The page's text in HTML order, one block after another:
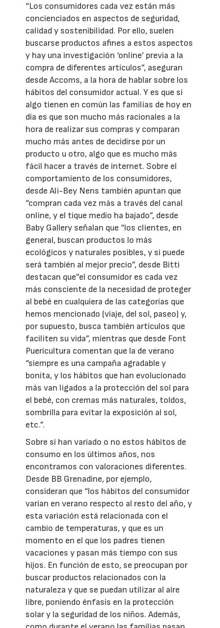
“Los consumidores cada vez están más
concienciados en aspectos de seguridad,
calidad y sostenibilidad. Por ello, suelen
buscarse productos afines a estos aspectos
y hay una investigación ‘online’ previa a la
compra de diferentes artículos”, aseguran
desde Accoms, a la hora de hablar sobre los
hábitos del consumidor actual. Y es que si
algo tienen en común las familias de hoy en
día es que son mucho más racionales a la
hora de realizar sus compras y comparan
mucho más antes de decidirse por un
producto u otro, algo que es mucho más
fácil hacer a través de internet. Sobre el
comportamiento de los consumidores,
desde Ali-Bey Nens también apuntan que
“compran cada vez más a través del canal
online, y el tique medio ha bajado”, desde
Baby Gallery señalan que “los clientes, en
general, buscan productos lo más
ecológicos y naturales posibles, y si puede
será también al mejor precio”, desde Bitti
destacan que”el consumidor es cada vez
más consciente de la necesidad de proteger
al bebé en cualquiera de las categorías que
hemos mencionado (viaje, del sol, paseo) y,
por supuesto, busca también artículos que
faciliten su vida”, mientras que desde Font
Puericultura comentan que la de verano
“siempre es una campaña agradable y
bonita, y los hábitos que han evolucionado
más van ligados a la protección del sol para
el bebé, con cremas más naturales, toldos,
sombrilla para evitar la exposición al sol,
etc.”.
Sobre si han variado o no estos hábitos de
consumo en los últimos años, nos
encontramos con valoraciones diferentes.
Desde BB Grenadine, por ejemplo,
consideran que “los hábitos del consumidor
varían en verano respecto al resto del año, y
esta variación está relacionada con el
cambio de temperaturas, y que es un
momento en el que los padres tienen
vacaciones y pasan más tiempo con sus
hijos. En función de esto, se preocupan por
buscar productos relacionados con la
naturaleza y que se puedan utilizar al aire
libre, poniendo énfasis en la protección
solar y la seguridad de los niños. Además,